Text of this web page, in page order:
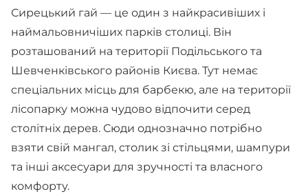
Сирецький гай — це один з найкрасивіших і
наймальовничіших парків столиці. Він
розташований на території Подільського та
Шевченківського районів Києва. Тут немає
спеціальних місць для барбекю, але на території
лісопарку можна чудово відпочити серед
столітніх дерев. Сюди однозначно потрібно
взяти свій мангал, столик зі стільцями, шампури
та інші аксесуари для зручності та власного
комфорту.